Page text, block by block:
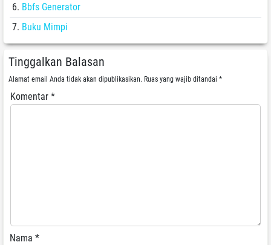
Bbfs Generator
Buku Mimpi
Tinggalkan Balasan
Alamat email Anda tidak akan dipublikasikan. Ruas yang wajib ditandai *
Komentar *
Nama *